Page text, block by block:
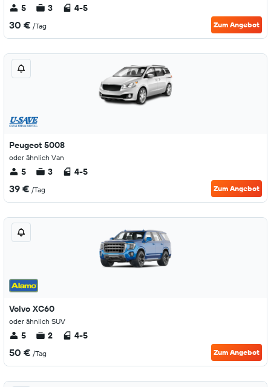
5 3 4-5
30 € /Tag Zum Angebot
Peugeot 5008
oder ähnlich Van
5 3 4-5
39 € /Tag Zum Angebot
Volvo XC60
oder ähnlich SUV
5 2 4-5
50 € /Tag Zum Angebot